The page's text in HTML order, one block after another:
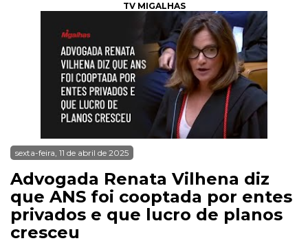
TV MIGALHAS
sexta-feira, 11 de abril de 2025
Advogada Renata Vilhena diz
que ANS foi cooptada por entes
privados e que lucro de planos
cresceu